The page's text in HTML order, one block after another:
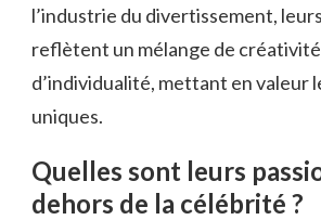
l’industrie du divertissement,
reflètent un mélange de
d’individualité, mettant en valeur
uniques.
Quelles sont leurs
dehors de la célébrité ?